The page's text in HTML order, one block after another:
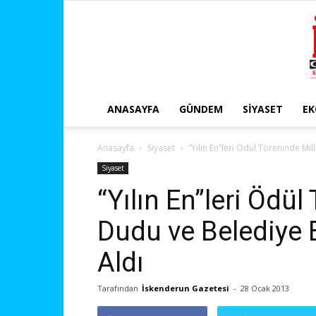
ANASAYFA GÜNDEM SIYASET
Anasayfa Siyaset “Yılın En”leri Ödül Töreninde
Siyaset
“Yılın En”leri
Dudu ve Belediye
Aldı
Tarafından İskenderun Gazetesi - 28 Ocak 2013